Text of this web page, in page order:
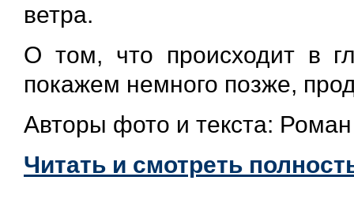
ветра.
О том, что происходит в
покажем немного позже,
Авторы фото и текста:
Читать и смотреть